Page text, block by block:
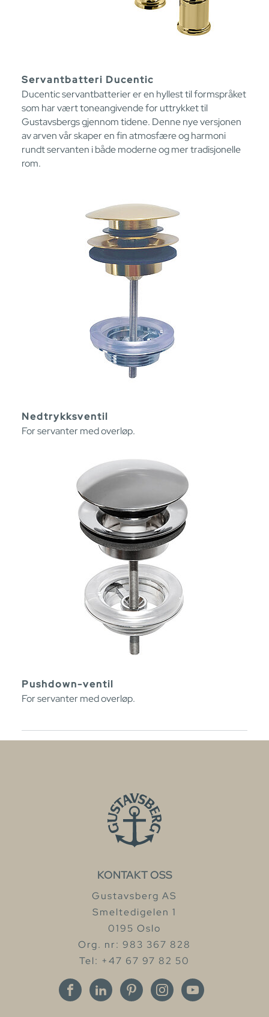
Servantbatteri Ducentic
Ducentic servantbatterier er en hyllest til formspråket
som har vært toneangivende for uttrykket til
Gustavsbergs gjennom tidene. Denne nye versjonen
av arven vår skaper en fin atmosfære og harmoni
rundt servanten i både moderne og mer tradisjonelle
rom.
Nedtrykksventil
For servanter med overløp.
Pushdown-ventil
For servanter med overløp.
KONTAKT OSS
Gustavsberg AS
Smeltedigelen 1
0195 Oslo
Org. nr: 983 367 828
Tel: +47 67 97 82 50